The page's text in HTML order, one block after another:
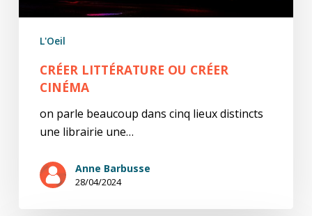
L'Oeil
CRÉER LITTÉRATURE OU CRÉER
CINÉMA
on parle beaucoup dans cinq lieux distincts
une librairie une…
Anne Barbusse
28/04/2024